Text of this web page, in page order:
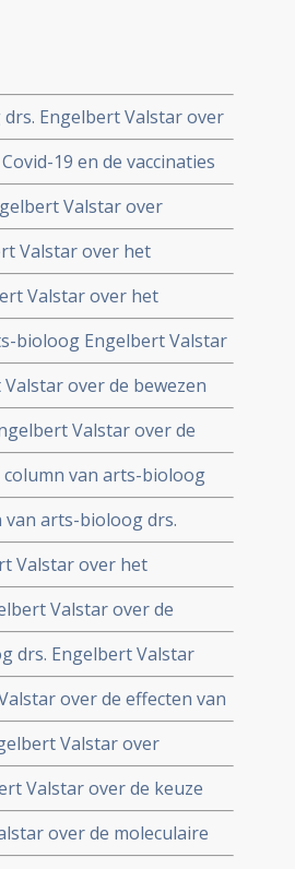
Engelbert Valstar over
19 en de vaccinaties
Valstar over
Valstar over het
- vereniging tegen de
Valstar over het
bij kanker.
bioloog Engelbert Valstar
MC
over de bewezen
Valstar over de
column van arts-bioloog
van arts-bioloog drs.
Valstar over het
Valstar over de
drs. Engelbert Valstar
van bepaalde
over de effecten van
Valstar over
Valstar over de keuze
ondersteuning
over de moleculaire